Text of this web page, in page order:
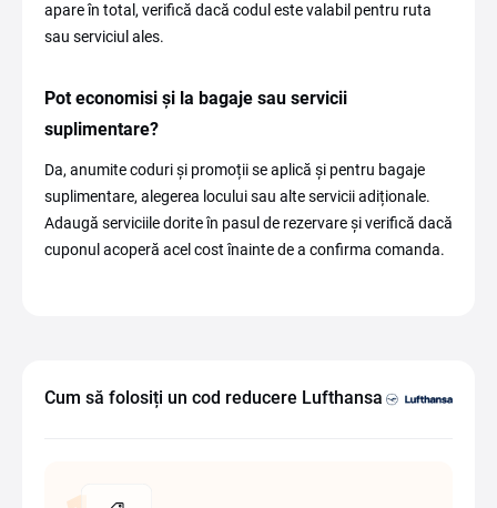
apare în total, verifică dacă codul este valabil pentru ruta
sau serviciul ales.
Pot economisi și la bagaje sau servicii
suplimentare?
Da, anumite coduri și promoții se aplică și pentru bagaje
suplimentare, alegerea locului sau alte servicii adiționale.
Adaugă serviciile dorite în pasul de rezervare și verifică dacă
cuponul acoperă acel cost înainte de a confirma comanda.
Cum să folosiți un cod reducere Lufthansa